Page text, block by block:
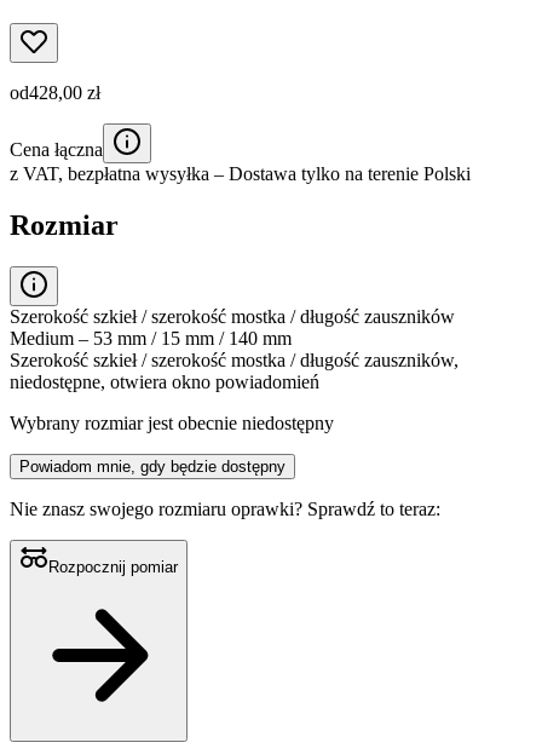
od428,00 zł
Cena łączna
z VAT, bezpłatna wysyłka – Dostawa tylko na terenie Polski
Rozmiar
Szerokość szkieł / szerokość mostka / długość zauszników
Medium – 53 mm / 15 mm / 140 mm
Szerokość szkieł / szerokość mostka / długość zauszników,
niedostępne, otwiera okno powiadomień
Wybrany rozmiar jest obecnie niedostępny
Powiadom mnie, gdy będzie dostępny
Nie znasz swojego rozmiaru oprawki? Sprawdź to teraz:
Rozpocznij pomiar